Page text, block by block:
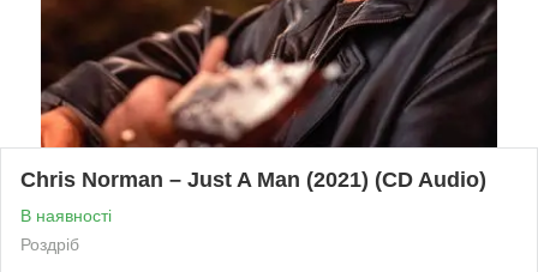
Chris Norman – Just A Man (2021) (CD Audio)
В наявності
Роздріб